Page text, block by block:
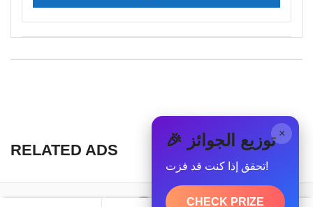
RELATED ADS
× 🎉 توزيع الجوائز
تحقق إذا كنت قد فزت!
CHECK PRIZE